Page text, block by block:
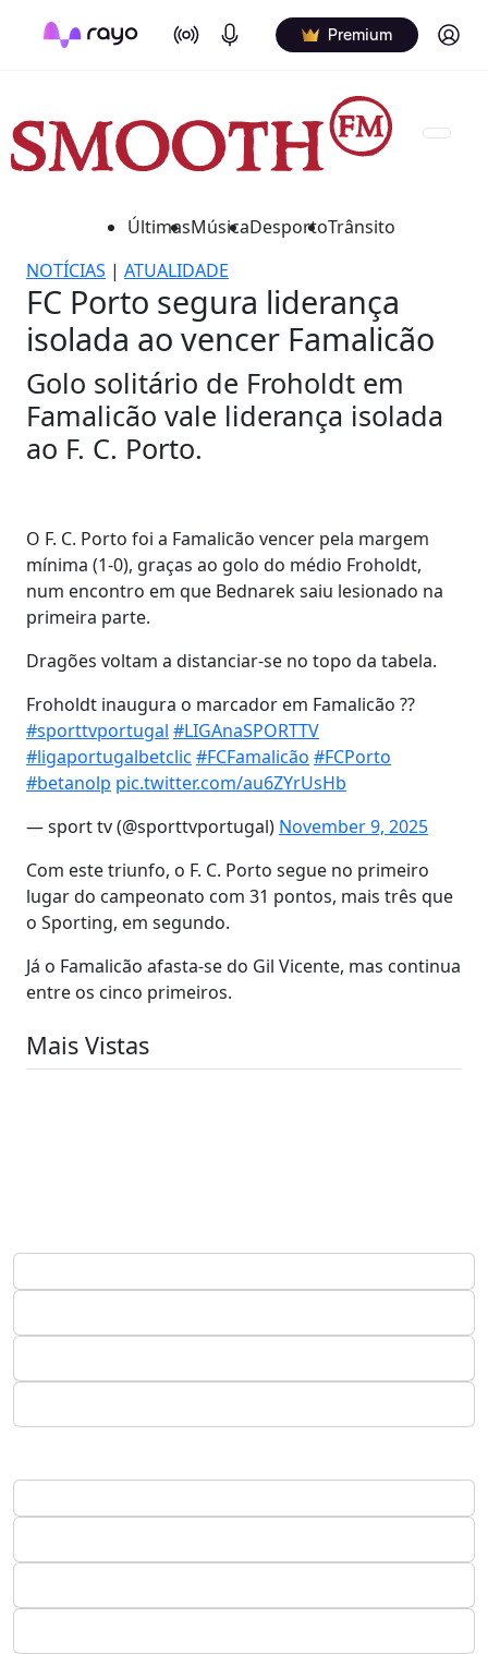
On Air Podcasts Premium Log in
ÚltimasMúsicaDesportoTrânsito
NOTÍCIAS | ATUALIDADE
FC Porto segura liderança
isolada ao vencer Famalicão
Golo solitário de Froholdt em
Famalicão vale liderança isolada
ao F. C. Porto.
O F. C. Porto foi a Famalicão vencer pela margem
mínima (1-0), graças ao golo do médio Froholdt,
num encontro em que Bednarek saiu lesionado na
primeira parte.
Dragões voltam a distanciar-se no topo da tabela.
Froholdt inaugura o marcador em Famalicão ??
#sporttvportugal #LIGAnaSPORTTV
#ligaportugalbetclic #FCFamalicão #FCPorto
#betanolp pic.twitter.com/au6ZYrUsHb
— sport tv (@sporttvportugal) November 9, 2025
Com este triunfo, o F. C. Porto segue no primeiro
lugar do campeonato com 31 pontos, mais três que
o Sporting, em segundo.
Já o Famalicão afasta-se do Gil Vicente, mas continua
entre os cinco primeiros.
Mais Vistas